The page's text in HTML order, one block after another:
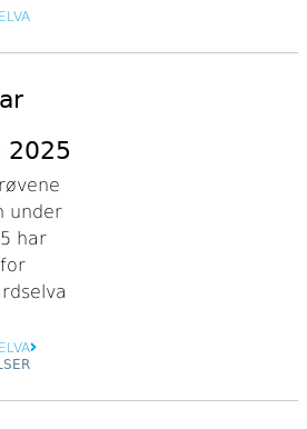
2025
under
har